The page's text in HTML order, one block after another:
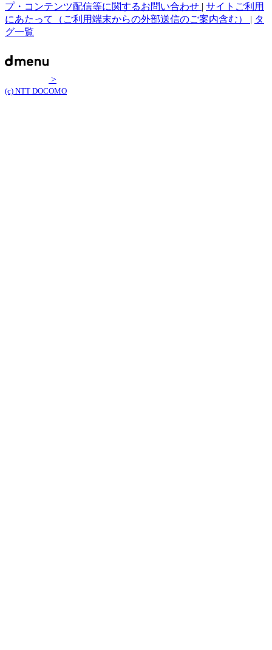
プ・コンテンツ配信等に関するお問い合わせ | サイトご利用
にあたって（ご利用端末からの外部送信のご案内含む） | タ
グ一覧
>
(c) NTT DOCOMO